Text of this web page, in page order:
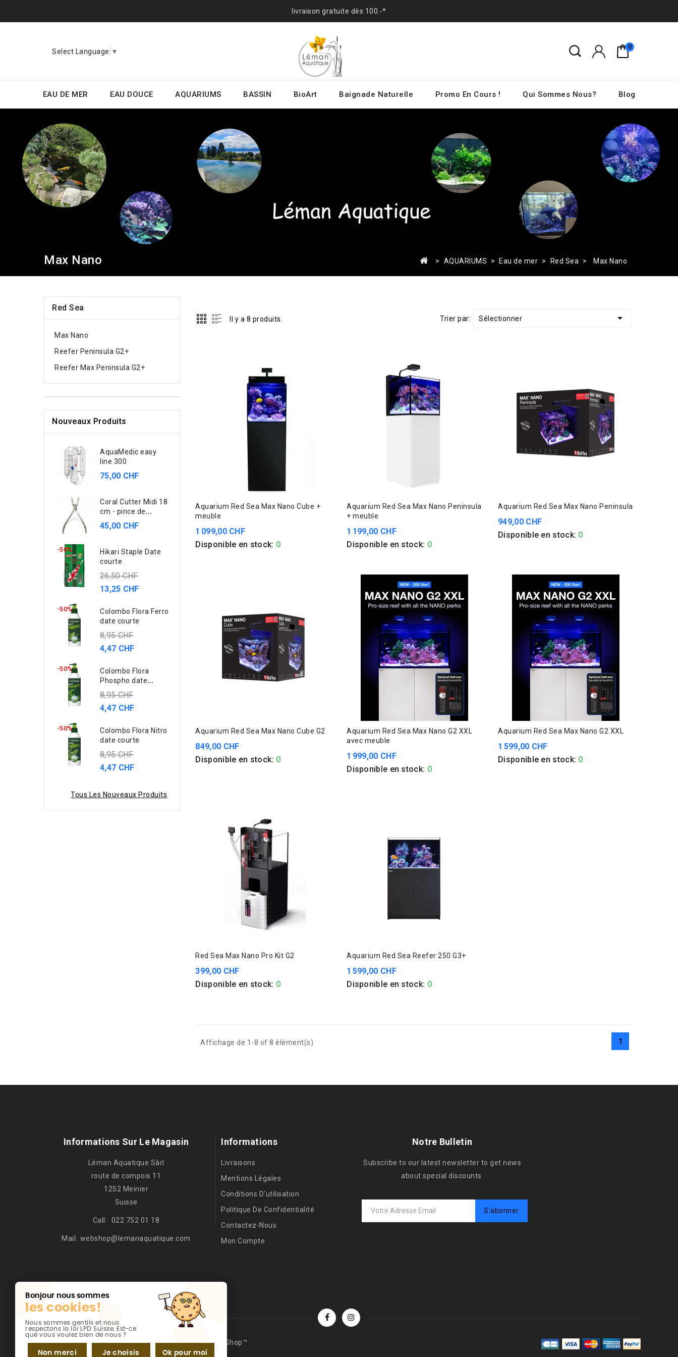
livraison gratuite dès 100.-*
0
Select Language ▼
EAU DE MER EAU DOUCE AQUARIUMS BASSIN BioArt Baignade Naturelle Promo En Cours ! Qui Sommes Nous? Blog
Max Nano AQUARIUMS Eau de mer Red Sea Max Nano
Red Sea
Max Nano
Reefer Peninsula G2+
Reefer Max Peninsula G2+
Nouveaux Produits
AquaMedic easy
line 300
75,00 CHF
Coral Cutter Midi 18
cm - pince de
bouturage
45,00 CHF
Hikari Staple Date
courte
26,50 CHF
-50%
13,25 CHF
Colombo Flora Ferro
date courte
8,95 CHF
-50%
4,47 CHF
Colombo Flora
Phospho date
courte
8,95 CHF
-50%
4,47 CHF
Colombo Flora Nitro
date courte
8,95 CHF
-50%
4,47 CHF
Tous Les Nouveaux Produits
Il y a 8 produits. Trier par: Sélectionner 
Aquarium Red Sea Max Nano Cube +
meuble
1 099,00 CHF
Disponible en stock: 0
Aquarium Red Sea Max Nano Peninsula
+ meuble
1 199,00 CHF
Disponible en stock: 0
Aquarium Red Sea Max Nano Peninsula
949,00 CHF
Disponible en stock: 0
Aquarium Red Sea Max Nano Cube G2
849,00 CHF
Disponible en stock: 0
Aquarium Red Sea Max Nano G2 XXL
avec meuble
1 999,00 CHF
Disponible en stock: 0
Aquarium Red Sea Max Nano G2 XXL
1 599,00 CHF
Disponible en stock: 0
Red Sea Max Nano Pro Kit G2
399,00 CHF
Disponible en stock: 0
Aquarium Red Sea Reefer 250 G3+
1 599,00 CHF
Disponible en stock: 0
Affichage de 1-8 of 8 élément(s) 1
Informations Sur Le Magasin
Léman Aquatique Sàrl
route de compois 11
1252 Meinier
Suisse
Call: 022 752 01 18
Mail: webshop@lemanaquatique.com
Informations
Livraisons
Mentions Légales
Conditions D'utilisation
Politique De Confidentialité
Contactez-Nous
Mon Compte
Notre Bulletin
Subscribe to our latest newsletter to get news
about special discounts.
© 2026 - Logiciel de commerce électronique par PrestaShop™
Bonjour nous sommes
les cookies!
Nous sommes gentils et nous
respectons la loi LPD Suisse. Est-ce
que vous voulez bien de nous ?
Non merci Je choisis Ok pour moi